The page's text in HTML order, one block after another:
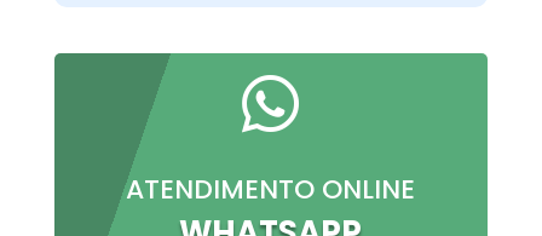

ATENDIMENTO ONLINE